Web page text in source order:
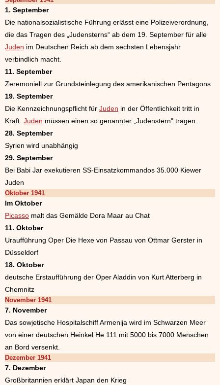
1. September
Die nationalsozialistische Führung erlässt eine Polizeiverordnung,
die das Tragen des „Judensterns“ ab dem 19. September für alle
Juden im Deutschen Reich ab dem sechsten Lebensjahr
verbindlich macht.
11. September
Zeremoniell zur Grundsteinlegung des amerikanischen Pentagons
19. September
Die Kennzeichnungspflicht für Juden in der Öffentlichkeit tritt in
Kraft. Juden müssen einen so genannter „Judenstern" tragen.
28. September
Syrien wird unabhängig
29. September
Bei Babi Jar exekutieren SS-Einsatzkommandos 35.000 Kiewer
Juden
Oktober 1941
Im Oktober
Picasso malt das Gemälde Dora Maar au Chat
11. Oktober
Uraufführung Oper Die Hexe von Passau von Ottmar Gerster in
Düsseldorf
18. Oktober
deutsche Erstaufführung der Oper Aladdin von Kurt Atterberg in
Chemnitz
November 1941
7. November
Das sowjetische Hospitalschiff Armenija wird im Schwarzen Meer
von einer deutschen Heinkel He 111 mit 5000 bis 7000 Menschen
an Bord versenkt.
Dezember 1941
7. Dezember
Großbritannien erklärt Japan den Krieg